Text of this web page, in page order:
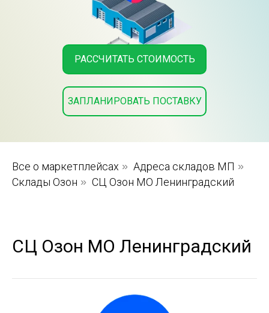
РАССЧИТАТЬ СТОИМОСТЬ
ЗАПЛАНИРОВАТЬ ПОСТАВКУ
Все о маркетплейсах » Адреса складов МП »
Склады Озон » СЦ Озон МО Ленинградский
СЦ Озон МО Ленинградский